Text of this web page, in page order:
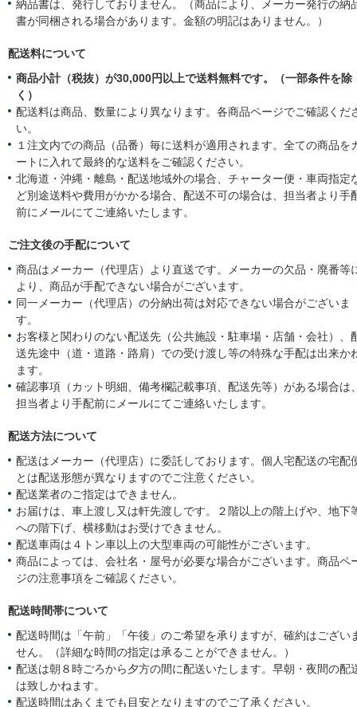
納品書は、発行しておりません。（商品により、メーカー発行の納
書が同梱される場合があります。金額の明記はありません。）
配送料について
商品小計（税抜）が30,000円以上で送料無料です。（一部条件を除
く）
配送料は商品、数量により異なります。各商品ページでご確認くだ
い。
１注文内での商品（品番）毎に送料が適用されます。全ての商品を
ートに入れて最終的な送料をご確認ください。
北海道・沖縄・離島・配送地域外の場合、チャーター便・車両指定
ど別途送料や費用がかかる場合、配送不可の場合は、担当者より手
前にメールにてご連絡いたします。
ご注文後の手配について
商品はメーカー（代理店）より直送です。メーカーの欠品・廃番等
より、商品が手配できない場合がございます。
同一メーカー（代理店）の分納出荷は対応できない場合がございま
す。
お客様と関わりのない配送先（公共施設・駐車場・店舗・会社）、
送先途中（道・道路・路肩）での受け渡し等の特殊な手配は出来か
ます。
確認事項（カット明細、備考欄記載事項、配送先等）がある場合は
担当者より手配前にメールにてご連絡いたします。
配送方法について
配送はメーカー（代理店）に委託しております。個人宅配送の宅配
とは配送形態が異なりますのでご注意ください。
配送業者のご指定はできません。
お届けは、車上渡し又は軒先渡しです。２階以上の階上げや、地下
への階下げ、横移動はお受けできません。
配送車両は４トン車以上の大型車両の可能性がございます。
商品によっては、会社名・屋号が必要な場合がございます。商品ペ
ジの注意事項をご確認ください。
配送時間帯について
配送時間は「午前」「午後」のご希望を承りますが、確約はござい
せん。（詳細な時間の指定は承ることができません。）
配送は朝８時ごろから夕方の間に配送いたします。早朝・夜間の配
は致しかねます。
配送時間はあくまでも目安となりますのでご了承ください。